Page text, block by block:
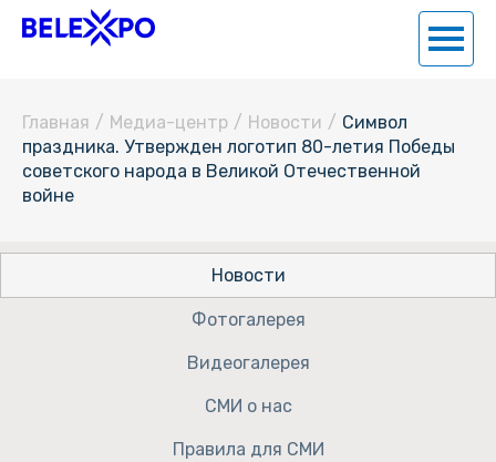
Главная / Медиа-центр / Новости / Символ
праздника. Утвержден логотип 80-летия Победы
советского народа в Великой Отечественной
войне
Новости
Фотогалерея
Видеогалерея
СМИ о нас
Правила для СМИ